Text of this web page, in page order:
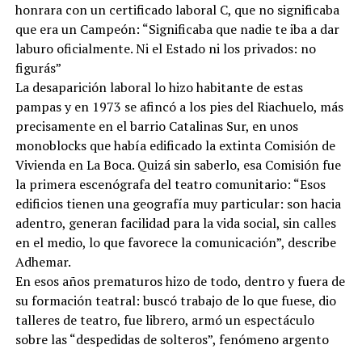
honrara con un certificado laboral C, que no significaba
que era un Campeón: “Significaba que nadie te iba a dar
laburo oficialmente. Ni el Estado ni los privados: no
figurás”
La desaparición laboral lo hizo habitante de estas
pampas y en 1973 se afincó a los pies del Riachuelo, más
precisamente en el barrio Catalinas Sur, en unos
monoblocks que había edificado la extinta Comisión de
Vivienda en La Boca. Quizá sin saberlo, esa Comisión fue
la primera escenógrafa del teatro comunitario: “Esos
edificios tienen una geografía muy particular: son hacia
adentro, generan facilidad para la vida social, sin calles
en el medio, lo que favorece la comunicación”, describe
Adhemar.
En esos años prematuros hizo de todo, dentro y fuera de
su formación teatral: buscó trabajo de lo que fuese, dio
talleres de teatro, fue librero, armó un espectáculo
sobre las “despedidas de solteros”, fenómeno argento